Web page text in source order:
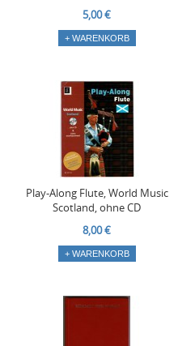
5,00 €
+ WARENKORB
Play-Along Flute, World Music
Scotland, ohne CD
8,00 €
+ WARENKORB